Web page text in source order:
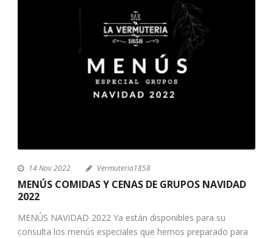
14 Nov 2022 Vermuteria1858
MENÚS COMIDAS Y CENAS DE GRUPOS NAVIDAD
2022
MENÚS NAVIDAD 2022 Ya están disponibles para su
consulta los menús especiales que hemos preparado para